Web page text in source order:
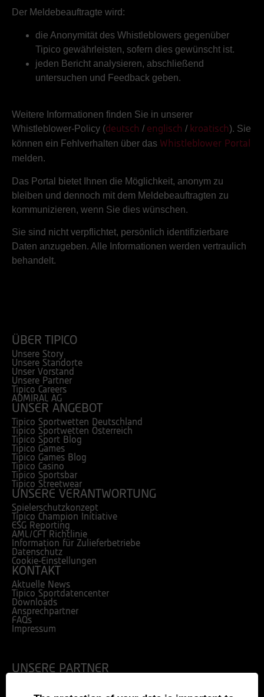
Der Meldebeauftragte wird:
die Anonymität des Whistleblowers gegenüber
Tipico gewährleisten, sofern dies gewünscht ist.
jeden Bericht analysieren, abschließend
untersuchen und Feedback geben.
Weitere Informationen finden Sie in unserer
Whistleblower-Policy (deutsch / englisch / kroatisch). Sie
können ein Fehlverhalten über das Whistleblower Portal
melden.
Das Portal bietet Ihnen die Möglichkeit, anonym zu
bleiben und dennoch mit dem Meldebeauftragten zu
kommunizieren, wenn Sie dies wünschen.
Sie sind nicht verpflichtet, persönlich identifizierbare
Daten anzugeben. Alle Informationen werden vertraulich
behandelt.
ÜBER TIPICO
Unsere Story
Unsere Standorte
Unser Vorstand
Unsere Partner
Tipico Careers
ADMIRAL AG
UNSER ANGEBOT
Tipico Sportwetten Deutschland
Tipico Sportwetten Österreich
Tipico Sport Blog
Tipico Games
Tipico Games Blog
Tipico Casino
Tipico Sportsbar
Tipico Streetwear
UNSERE VERANTWORTUNG
Spielerschutzkonzept
Tipico Champion Initiative
ESG Reporting
AML/CFT Richtlinie
Information für Zulieferbetriebe
Datenschutz
Cookie-Einstellungen
KONTAKT
Aktuelle News
Tipico Sportdatencenter
Downloads
Ansprechpartner
FAQs
Impressum
UNSERE PARTNER